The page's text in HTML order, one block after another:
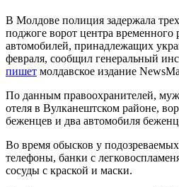
В Молдове полиция задержала
поджоге ворот центра
автомобилей, принадлежащих
февраля, сообщил генеральный
пишет молдавское издание
По данным правоохранителей,
отеля в Вулканештском районе,
беженцев и два автомобиля
Во время обысков у
телефоны, банки с
сосуды с краской и маски.